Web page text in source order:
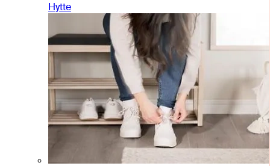
Hytte